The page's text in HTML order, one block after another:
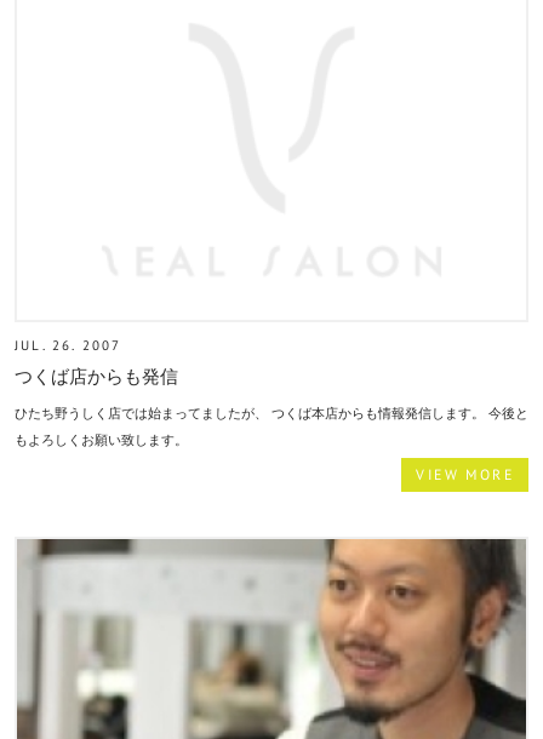
JUL. 26. 2007
つくば店からも発信
ひたち野うしく店では始まってましたが、 つくば本店からも情報発信します。 今後と
もよろしくお願い致します。
VIEW MORE